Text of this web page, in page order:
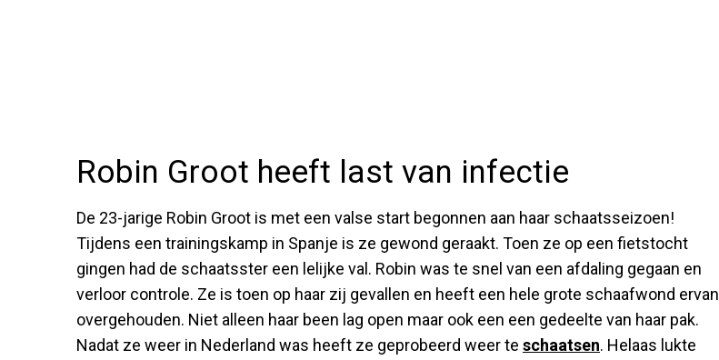
Robin Groot heeft last van infectie
De 23-jarige Robin Groot is met een valse start begonnen aan haar schaatsseizoen!
Tijdens een trainingskamp in Spanje is ze gewond geraakt. Toen ze op een fietstocht
gingen had de schaatsster een lelijke val. Robin was te snel van een afdaling gegaan en
verloor controle. Ze is toen op haar zij gevallen en heeft een hele grote schaafwond ervan
overgehouden. Niet alleen haar been lag open maar ook een een gedeelte van haar pak.
Nadat ze weer in Nederland was heeft ze geprobeerd weer te schaatsen. Helaas lukte